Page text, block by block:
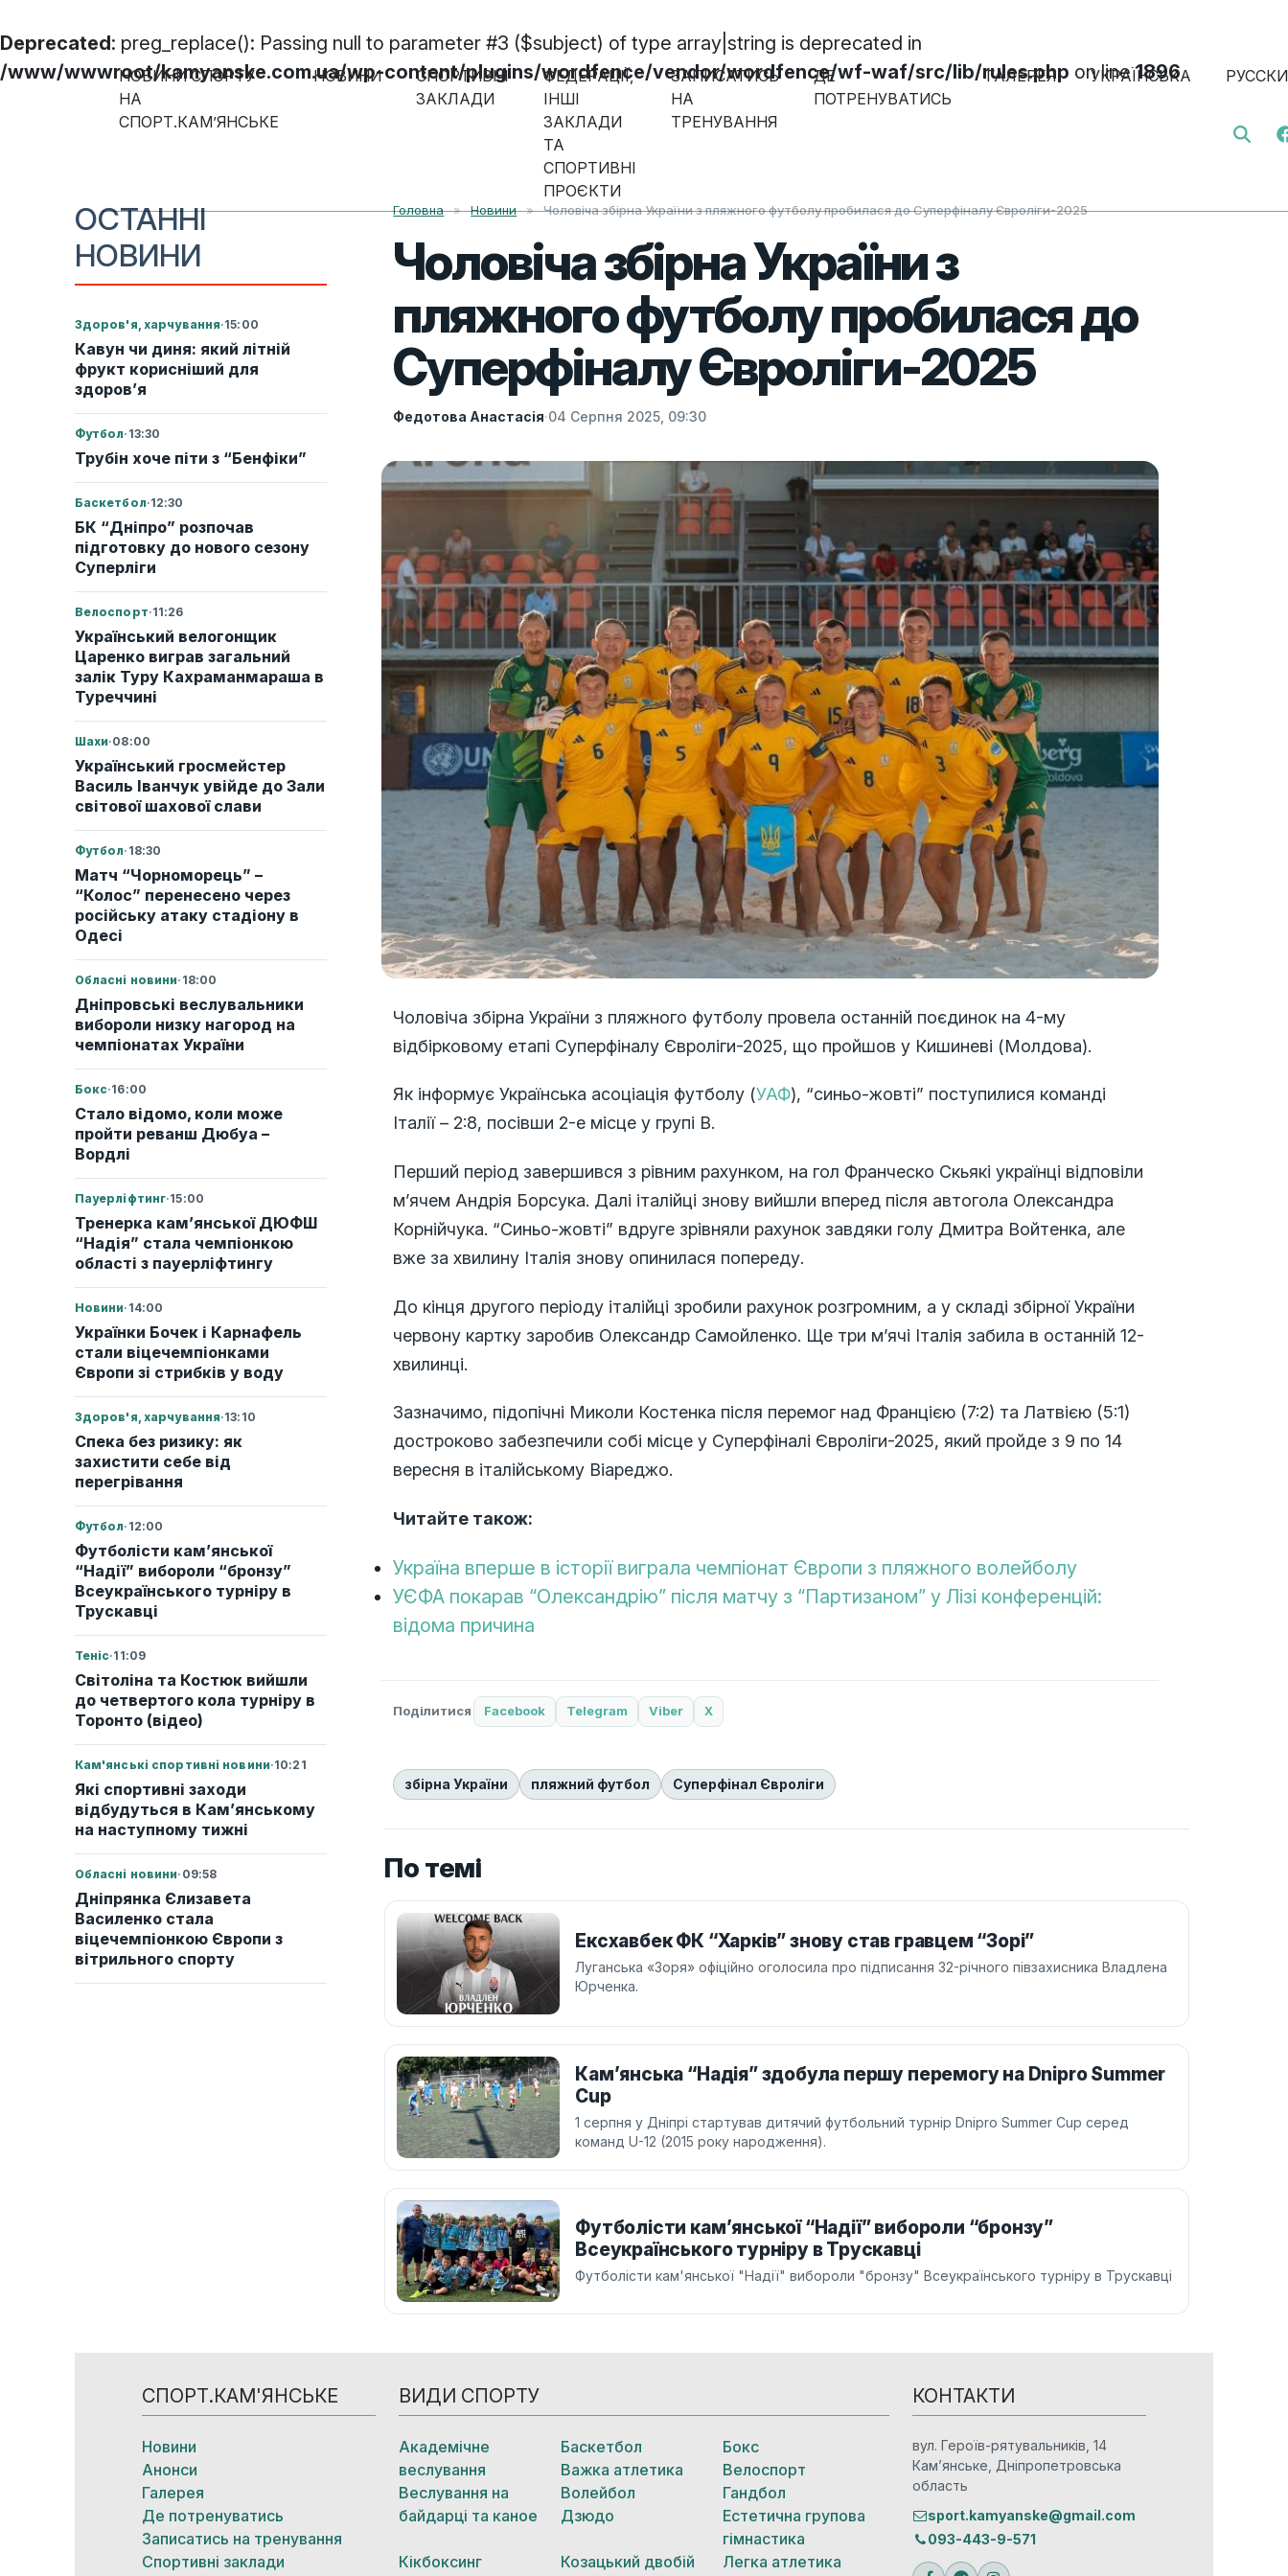
Deprecated: preg_replace(): Passing null to parameter #3 ($subject) of type array|string is deprecated in
/www/wwwroot/kamyanske.com.ua/wp-content/plugins/wordfence/vendor/wordfence/wf-waf/src/lib/rules.php on line1896
Skip to content
НОВИНИ СПОРТУ
НА
СПОРТ.КАМ’ЯНСЬКЕ
НОВИНИ
СПОРТИВНІ
ЗАКЛАДИ
ФЕДЕРАЦІЇ,
ІНШІ
ЗАКЛАДИ
ТА
СПОРТИВНІ
ПРОЄКТИ
ЗАПИСАТИСЬ
НА
ТРЕНУВАННЯ
ДЕ
ПОТРЕНУВАТИСЬ
ГАЛЕРЕЯ УКРАЇНСЬКА
ОСТАННІ
НОВИНИ
Здоров'я, харчування·15:00
Кавун чи диня: який літній
фрукт корисніший для
здоров’я
Футбол· 13:30
Трубін хоче піти з “Бенфіки”
Баскетбол·12:30
БК “Дніпро” розпочав
підготовку до нового сезону
Суперліги
Велоспорт·11:26
Український велогонщик
Царенко виграв загальний
залік Туру Кахраманмараша в
Туреччині
Шахи·08:00
Український гросмейстер
Василь Іванчук увійде до Зали
світової шахової слави
Футбол· 18:30
Матч “Чорноморець” –
“Колос” перенесено через
російську атаку стадіону в
Одесі
Обласні новини· 18:00
Дніпровські веслувальники
вибороли низку нагород на
чемпіонатах України
Бокс·16:00
Стало відомо, коли може
пройти реванш Дюбуа –
Вордлі
Пауерліфтинг·15:00
Тренерка кам’янської ДЮФШ
“Надія” стала чемпіонкою
області з пауерліфтингу
Новини· 14:00
Українки Бочек і Карнафель
стали віцечемпіонками
Європи зі стрибків у воду
Здоров'я, харчування·13:10
Спека без ризику: як
захистити себе від
перегрівання
Футбол· 12:00
Футболісти кам’янської
“Надії” вибороли “бронзу”
Всеукраїнського турніру в
Трускавці
Теніс·11:09
Світоліна та Костюк вийшли
до четвертого кола турніру в
Торонто (відео)
Кам'янські спортивні новини·10:21
Які спортивні заходи
відбудуться в Кам’янському
на наступному тижні
Обласні новини· 09:58
Дніпрянка Єлизавета
Василенко стала
віцечемпіонкою Європи з
вітрильного спорту
Головна » Новини » Чоловіча збірна України з пляжного футболу пробилася до Суперфіналу Євроліги-2025
Чоловіча збірна України з
пляжного футболу пробилася до
Суперфіналу Євроліги-2025
Федотова Анастасія·04 Серпня 2025, 09:30
Чоловіча збірна України з пляжного футболу провела останній поєдинок на 4-му
відбірковому етапі Суперфіналу Євроліги-2025, що пройшов у Кишиневі (Молдова).
Як інформує Українська асоціація футболу (УАФ), “синьо-жовті” поступилися команді
Італії – 2:8, посівши 2-е місце у групі В.
Перший період завершився з рівним рахунком, на гол Франческо Скьякі українці відповіли
м’ячем Андрія Борсука. Далі італійці знову вийшли вперед після автогола Олександра
Корнійчука. “Синьо-жовті” вдруге зрівняли рахунок завдяки голу Дмитра Войтенка, але
вже за хвилину Італія знову опинилася попереду.
До кінця другого періоду італійці зробили рахунок розгромним, а у складі збірної України
червону картку заробив Олександр Самойленко. Ще три м’ячі Італія забила в останній 12-
хвилинці.
Зазначимо, підопічні Миколи Костенка після перемог над Францією (7:2) та Латвією (5:1)
достроково забезпечили собі місце у Суперфіналі Євроліги-2025, який пройде з 9 по 14
вересня в італійському Віареджо.
Читайте також:
Україна вперше в історії виграла чемпіонат Європи з пляжного волейболу
УЄФА покарав “Олександрію” після матчу з “Партизаном” у Лізі конференцій:
відома причина
Поділитися Facebook Telegram Viber X
збірна України пляжний футбол Суперфінал Євроліги
По темі
Ексхавбек ФК “Харків” знову став гравцем “Зорі”
Луганська «Зоря» офіційно оголосила про підписання 32-річного півзахисника Владлена
Юрченка.
Кам’янська “Надія” здобула першу перемогу на Dnipro Summer
Cup
1 серпня у Дніпрі стартував дитячий футбольний турнір Dnipro Summer Cup серед
команд U-12 (2015 року народження).
Футболісти кам’янської “Надії” вибороли “бронзу”
Всеукраїнського турніру в Трускавці
Футболісти кам'янської "Надії" вибороли "бронзу" Всеукраїнського турніру в Трускавці
СПОРТ.КАМ'ЯНСЬКЕ
Новини
Анонси
Галерея
Де потренуватись
Записатись на тренування
Спортивні заклади
ВИДИ СПОРТУ
Академічне
веслування
Баскетбол
Бокс
Важка атлетика
Велоспорт
Веслування на
байдарці та каное
Волейбол
Гандбол
Дзюдо
Естетична групова
гімнастика
Кікбоксинг
Козацький двобій
Легка атлетика
КОНТАКТИ
вул. Героїв-рятувальників, 14
Кам’янське, Дніпропетровська
область
sport.kamyanske@gmail.com
093-443-9-571